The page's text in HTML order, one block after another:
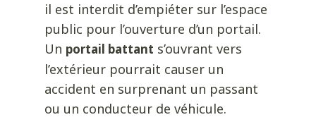
il est interdit d’empiéter sur l’espace
public pour l’ouverture d’un portail.
Un portail battant s’ouvrant vers
l’extérieur pourrait causer un
accident en surprenant un passant
ou un conducteur de véhicule.